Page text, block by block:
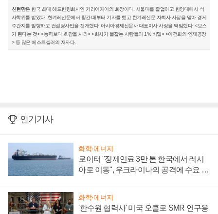
신현만은 한국 최대 헤드헌팅회사인 커리어케어의 회장이다. 서울대를 졸업하고 한양대에서 석
사학위를 받았다. 한겨레신문에서 창간 때부터 기자를 했고 한겨레신문 자회사 사장을 맡아 경제
주간지를 발행하고 컨설팅사업을 전개했다. 아시아경제신문사 대표이사 사장을 역임했다. <보스
가 된다는 것> <능력보다 호감을 사라> <회사가 붙잡는 사람들의 1% 비밀> <이건희의 인재공장
> 등 많은 베스트셀러의 저자다.
인기기사
화학·에너지
로이터 "정제연료 3만 톤 한국에서 러시
아로 이동", 우크라이나의 공격에 수요 늘
화학·에너지
'한수원 협력사' 미국 오클로 SMR 연구용